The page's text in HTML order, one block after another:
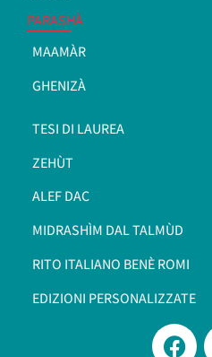
PARASHÀ
MAAMÀR
GHENIZÀ
TESI DI LAUREA
ZEHÙT
ALEF DAC
MIDRASHÌM DAL TALMÙD
RITO ITALIANO BENÈ ROMI​
EDIZIONI PERSONALIZZATE